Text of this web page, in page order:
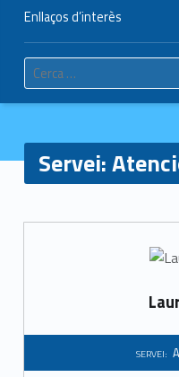
Enllaços d’interès
Cerca:
Servei:
v SERVEI: